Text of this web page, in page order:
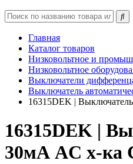
Главная
Каталог товаров
Низковольтное и
Низковольтное
Выключатели
Выключатель
16315DEK |
16315DEK |
30мА AC х-